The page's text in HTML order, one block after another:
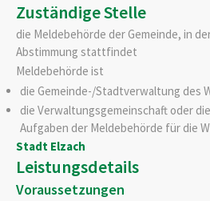
Zuständige Stelle
die Meldebehörde der Gemeinde, in
Abstimmung stattfindet
Meldebehörde ist
die Gemeinde-/Stadtverwaltung des
die Verwaltungsgemeinschaft oder
Aufgaben der Meldebehörde für die
Stadt Elzach
Leistungsdetails
Voraussetzungen